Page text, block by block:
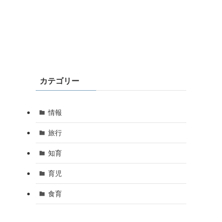
カテゴリー
情報
旅行
知育
育児
食育